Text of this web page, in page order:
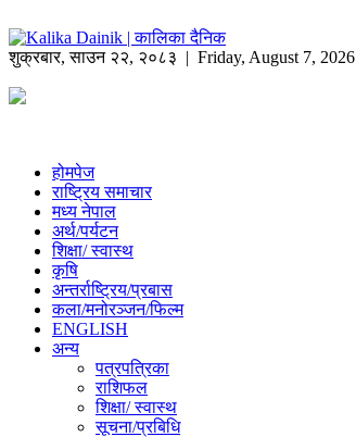
शुक्रबार,साउन २२, २०८३ | Friday, August 7, 2026
होमपेज
राष्ट्रिय समाचार
मध्य नेपाल
अर्थ/पर्यटन
शिक्षा/ स्वास्थ
कृषि
अन्तर्राष्ट्रिय/प्रबास
कला/मनोरञ्जन/फिल्म
ENGLISH
अन्य
पत्रपत्रिका
राशिफल
शिक्षा/ स्वास्थ
सूचना/प्रबिधि